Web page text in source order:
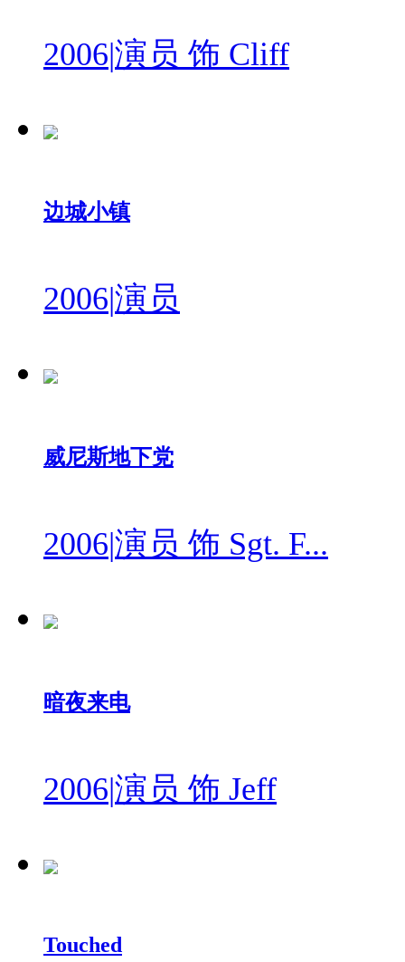
2006|演员 饰 Cliff
边城小镇
2006|演员
威尼斯地下党
2006|演员 饰 Sgt. F...
暗夜来电
2006|演员 饰 Jeff
Touched